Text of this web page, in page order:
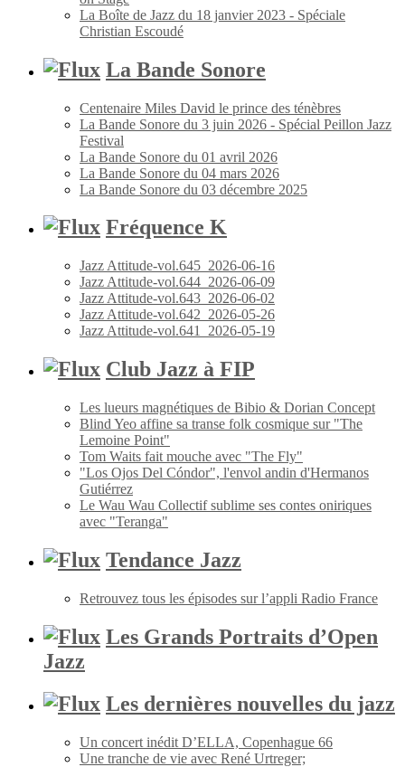
La Boîte de Jazz du 18 janvier 2023 - Spéciale
Christian Escoudé
La Bande Sonore
Centenaire Miles David le prince des ténèbres
La Bande Sonore du 3 juin 2026 - Spécial Peillon Jazz
Festival
La Bande Sonore du 01 avril 2026
La Bande Sonore du 04 mars 2026
La Bande Sonore du 03 décembre 2025
Fréquence K
Jazz Attitude-vol.645_2026-06-16
Jazz Attitude-vol.644_2026-06-09
Jazz Attitude-vol.643_2026-06-02
Jazz Attitude-vol.642_2026-05-26
Jazz Attitude-vol.641_2026-05-19
Club Jazz à FIP
Les lueurs magnétiques de Bibio & Dorian Concept
Blind Yeo affine sa transe folk cosmique sur "The
Lemoine Point"
Tom Waits fait mouche avec "The Fly"
"Los Ojos Del Cóndor", l'envol andin d'Hermanos
Gutiérrez
Le Wau Wau Collectif sublime ses contes oniriques
avec "Teranga"
Tendance Jazz
Retrouvez tous les épisodes sur l’appli Radio France
Les Grands Portraits d’Open
Jazz
Les dernières nouvelles du jazz
Un concert inédit D’ELLA, Copenhague 66
Une tranche de vie avec René Urtreger;